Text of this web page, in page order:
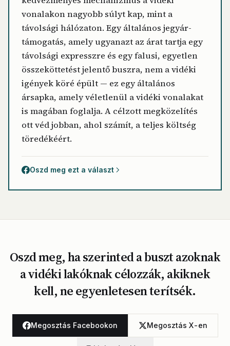
vonalakon nagyobb súlyt kap, mint a
távolsági hálózaton. Egy általános jegyár-
támogatás, amely ugyanazt az árat tartja egy
távolsági expresszre és egy falusi, egyetlen
összeköttetést jelentő buszra, nem a vidéki
igények köré épült — ez egy általános
ársapka, amely véletlenül a vidéki vonalakat
is magában foglalja. A célzott megközelítés
ott véd jobban, ahol számít, a teljes költség
töredékéért.
Oszd meg ezt a választ
Oszd meg, ha szerinted a buszt azoknak
a vidéki lakóknak célozzák, akiknek
kell, ne egyenletesen terítsék.
Megosztás Facebookon Megosztás X-en